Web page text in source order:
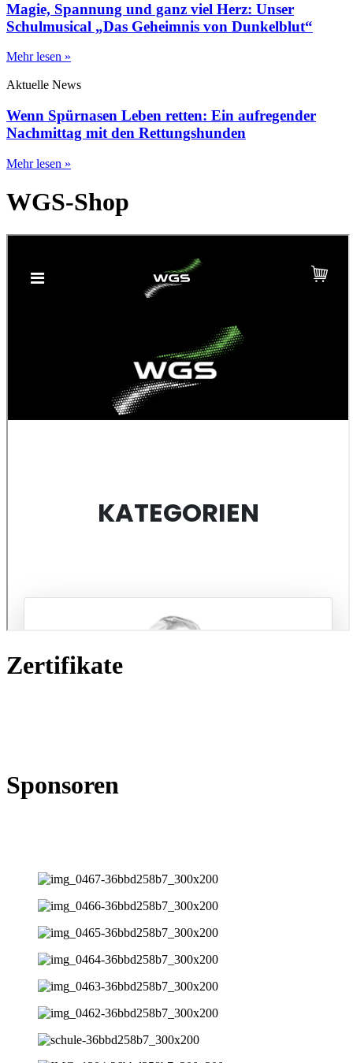
Magie, Spannung und ganz viel Herz: Unser
Schulmusical „Das Geheimnis von Dunkelblut“
Mehr lesen »
Aktuelle News
Wenn Spürnasen Leben retten: Ein aufregender
Nachmittag mit den Rettungshunden
Mehr lesen »
WGS-Shop
Zertifikate
Sponsoren